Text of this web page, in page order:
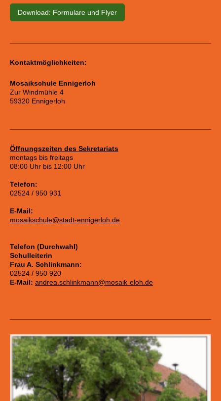
Download: Formulare und Flyer
Kontaktmöglichkeiten:
Mosaikschule Ennigerloh
Zur Windmühle 4
59320 Ennigerloh
Öffnungszeiten des Sekretariats
montags bis freitags
08:00 Uhr bis 12:00 Uhr
Telefon:
02524 / 950 931
E-Mail:
mosaikschule@stadt-ennigerloh.de
Telefon (Durchwahl)
Schulleiterin
Frau A. Schlinkmann:
02524 / 950 920
E-Mail: andrea.schlinkmann@mosaik-eloh.de